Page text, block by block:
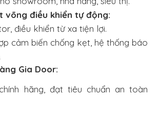
võng điều khiển tự động:
điều khiển từ xa tiện lợi.
cảm biến chống kẹt, hệ thống báo
Gia Door:
hãng, đạt tiêu chuẩn an toàn